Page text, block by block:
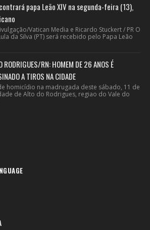
papa Leão XIV na segunda-feira (13),
Vatican Media e Ricardo Stuckert / PR O
da Silva (PT) será recebido pelo Papa Leão
RODRIGUES/RN: HOMEM DE 26 ANOS É
A TIROS NA CIDADE
homicídio na madrugada deste sábado, 11 de
de Alto do Rodrigues, regiao do Vale do